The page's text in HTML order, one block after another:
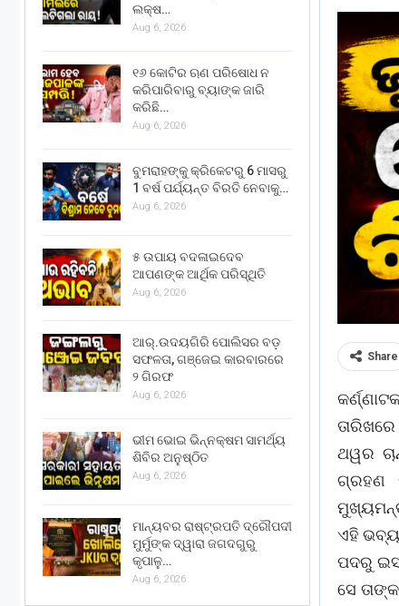
Share
ଥୱର
ଗ୍ରହଣ
ଏହି
ପଦରୁ
ସେ
ଲକ୍ଷ…
Aug 6, 2026
୧୬ କୋଟିର ଋଣ ପରିଷୋଧ ନ
କରିପାରିବାରୁ ବ୍ୟାଙ୍କ ଜାରି
କରିଛି…
Aug 6, 2026
ବୁମରାହଙ୍କୁ କ୍ରିକେଟରୁ 6 ମାସରୁ
1 ବର୍ଷ ପର୍ଯ୍ୟନ୍ତ ବିରତି ନେବାକୁ…
Aug 6, 2026
୫ ଉପାୟ ବଦଳାଇଦେବ
ଆପଣଙ୍କ ଆର୍ଥିକ ପରିସ୍ଥିତି
Aug 6, 2026
ଆର୍.ଉଦୟଗିରି ପୋଲିସର ବଡ଼
ସଫଳତା, ଗଞ୍ଜେଇ କାରବାରରେ
୨ ଗିରଫ
Aug 6, 2026
ଭୀମ ଭୋଇ ଭିନ୍ନକ୍ଷମ ସାମର୍ଥ୍ୟ
ଶିବିର ଅନୁଷ୍ଠିତ
Aug 6, 2026
ମାନ୍ୟବର ରାଷ୍ଟ୍ରପତି ଦ୍ରୌପଦୀ
ମୁର୍ମୁଙ୍କ ଦ୍ୱାରା ଜଗଦଗୁରୁ
କୃପାଳୁ…
Aug 6, 2026